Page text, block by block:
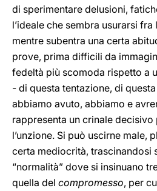
di sperimentare delusioni,
l’ideale che sembra usurarsi
mentre subentra una certa
prove, prima difficili da
fedeltà più scomoda rispetto a
- di questa tentazione, di
abbiamo avuto, abbiamo e
rappresenta un crinale
l’unzione. Si può uscirne male,
certa mediocrità, trascinandosi
“normalità” dove si insinuano
quella del compromesso, per